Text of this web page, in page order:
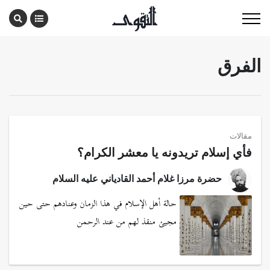
الفرق
مقالات
فأي إسلام تريدونه يا معشر الكرام؟
حضرة مرزا غلام أحمد القادياني عليه السلام
حالة أهل الإسلام في هذا الزمان وعنادهم حتى حين
مجيئ منقذ لهم من عند الرحمن